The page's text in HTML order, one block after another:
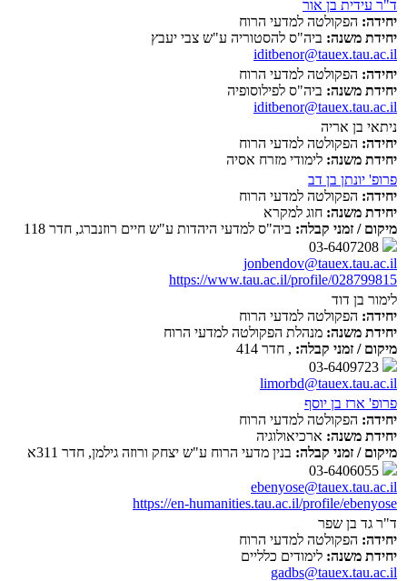
ד"ר עידית בן אור
יחידה: הפקולטה למדעי הרוח
יחידת משנה: ביה"ס להסטוריה ע"ש צבי יעבץ
iditbenor@tauex.tau.ac.il
יחידה: הפקולטה למדעי הרוח
יחידת משנה: ביה"ס לפילוסופיה
iditbenor@tauex.tau.ac.il
ניתאי בן אריה
יחידה: הפקולטה למדעי הרוח
יחידת משנה: לימודי מזרח אסיה
פרופ' יונתן בן דב
יחידה: הפקולטה למדעי הרוח
יחידת משנה: חוג למקרא
מיקום / זמני קבלה: ביה"ס למדעי היהדות ע"ש חיים רוזנברג, חדר 118
jonbendov@tauex.tau.ac.il
https://www.tau.ac.il/profile/028799815
לימור בן דוד
יחידה: הפקולטה למדעי הרוח
יחידת משנה: מנהלת הפקולטה למדעי הרוח
מיקום / זמני קבלה: , חדר 414
limorbd@tauex.tau.ac.il
פרופ' ארז בן יוסף
יחידה: הפקולטה למדעי הרוח
יחידת משנה: ארכיאולוגיה
מיקום / זמני קבלה: בנין מדעי הרוח ע"ש יצחק ורוזה גילמן, חדר 311א
ebenyose@tauex.tau.ac.il
https://en-humanities.tau.ac.il/profile/ebenyose
ד"ר גד בן שפר
יחידה: הפקולטה למדעי הרוח
יחידת משנה: לימודים כלליים
gadbs@tauex.tau.ac.il